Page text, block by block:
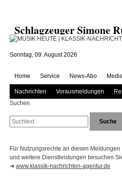
Schlagzeuger Simone
Sonntag, 09. August 2026
Home Service News-Abo
Nachrichten Vorausmeldungen
Suchen
Für Nutzungsrechte an diesen Meldungen
und weitere Dienstleistungen besuchen
➜ www.klassik-nachrichten-agentur.de